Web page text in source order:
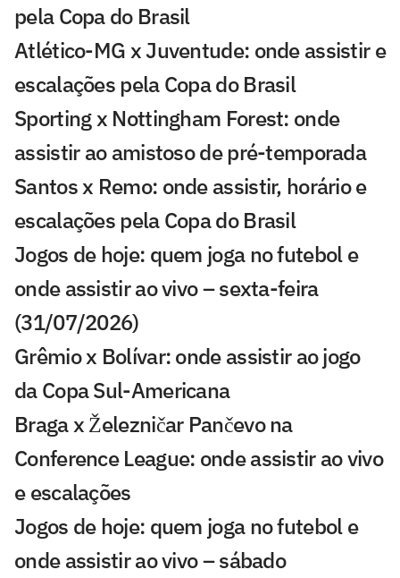
pela Copa do Brasil
Atlético-MG x Juventude: onde assistir e
escalações pela Copa do Brasil
Sporting x Nottingham Forest: onde
assistir ao amistoso de pré-temporada
Santos x Remo: onde assistir, horário e
escalações pela Copa do Brasil
Jogos de hoje: quem joga no futebol e
onde assistir ao vivo – sexta-feira
(31/07/2026)
Grêmio x Bolívar: onde assistir ao jogo
da Copa Sul-Americana
Braga x Železničar Pančevo na
Conference League: onde assistir ao vivo
e escalações
Jogos de hoje: quem joga no futebol e
onde assistir ao vivo – sábado